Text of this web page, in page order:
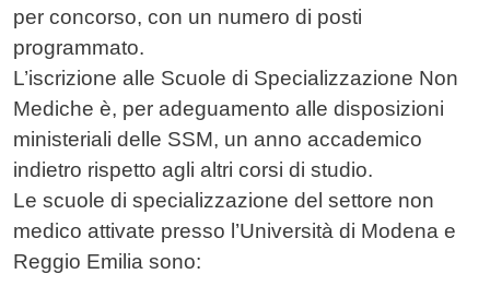
per concorso, con un numero di posti
programmato.
L’iscrizione alle Scuole di Specializzazione Non
Mediche è, per adeguamento alle disposizioni
ministeriali delle SSM, un anno accademico
indietro rispetto agli altri corsi di studio.
Le scuole di specializzazione del settore non
medico attivate presso l’Università di Modena e
Reggio Emilia sono: